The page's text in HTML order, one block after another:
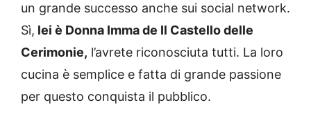
un grande successo anche sui social network.
Sì, lei è Donna Imma de Il Castello delle
Cerimonie, l’avrete riconosciuta tutti. La loro
cucina è semplice e fatta di grande passione
per questo conquista il pubblico.